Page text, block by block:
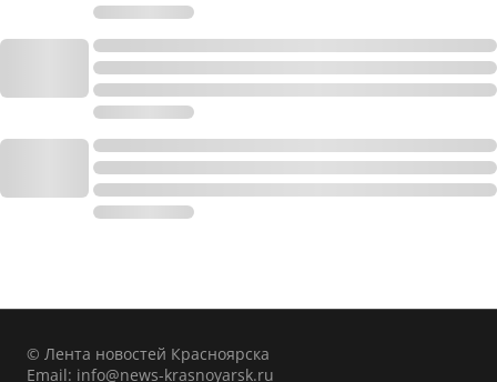
© Лента новостей Красноярска
Email: info@news-krasnoyarsk.ru